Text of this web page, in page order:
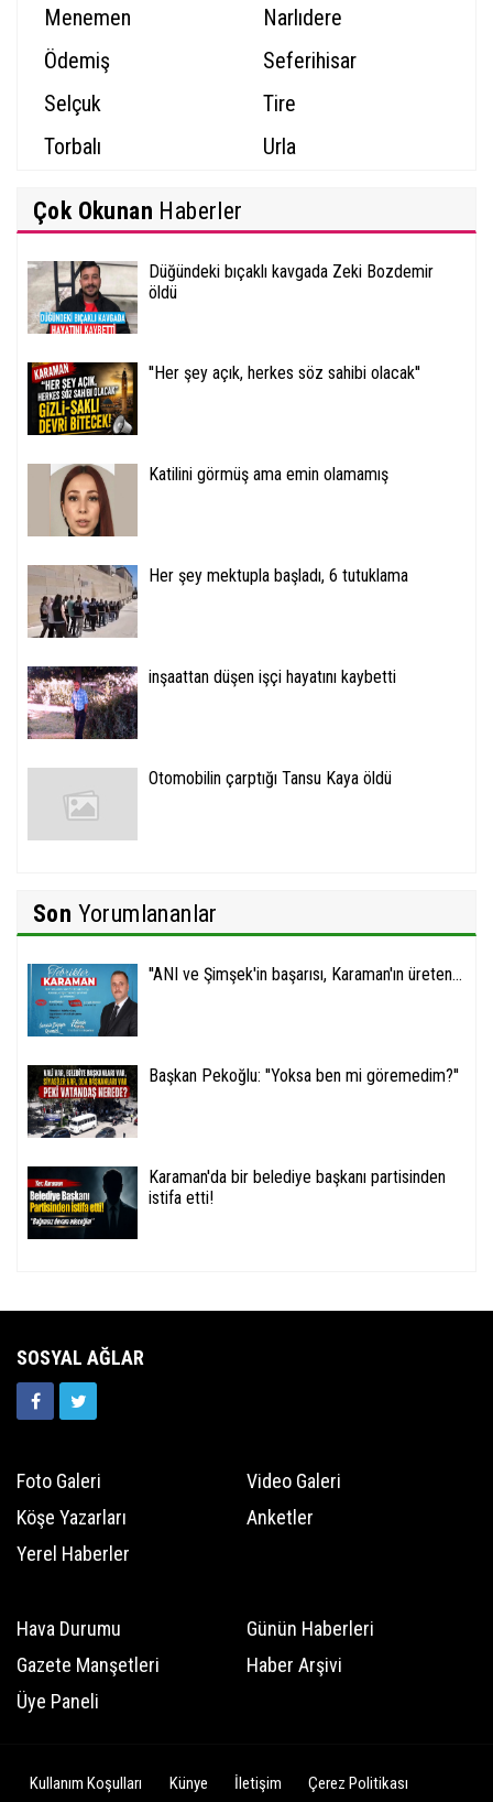
Menemen
Narlıdere
Ödemiş
Seferihisar
Selçuk
Tire
Torbalı
Urla
Çok Okunan Haberler
Düğündeki bıçaklı kavgada Zeki Bozdemir
öldü
''Her şey açık, herkes söz sahibi olacak''
Katilini görmüş ama emin olamamış
Her şey mektupla başladı, 6 tutuklama
inşaattan düşen işçi hayatını kaybetti
Otomobilin çarptığı Tansu Kaya öldü
Son Yorumlananlar
''ANI ve Şimşek'in başarısı, Karaman'ın üreten...
Başkan Pekoğlu: ''Yoksa ben mi göremedim?''
Karaman'da bir belediye başkanı partisinden
istifa etti!
SOSYAL AĞLAR
Foto Galeri
Video Galeri
Köşe Yazarları
Anketler
Yerel Haberler
Hava Durumu
Günün Haberleri
Gazete Manşetleri
Haber Arşivi
Üye Paneli
Kullanım Koşulları Künye İletişim
Çerez Politikası